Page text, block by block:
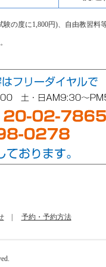
の度に1,800円)、自由教習料
| 予約・予約方法